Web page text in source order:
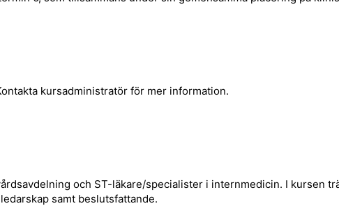
kursadministratör för mer information.
och ST-läkare/specialister i internmedicin. I kursen
samt beslutsfattande.